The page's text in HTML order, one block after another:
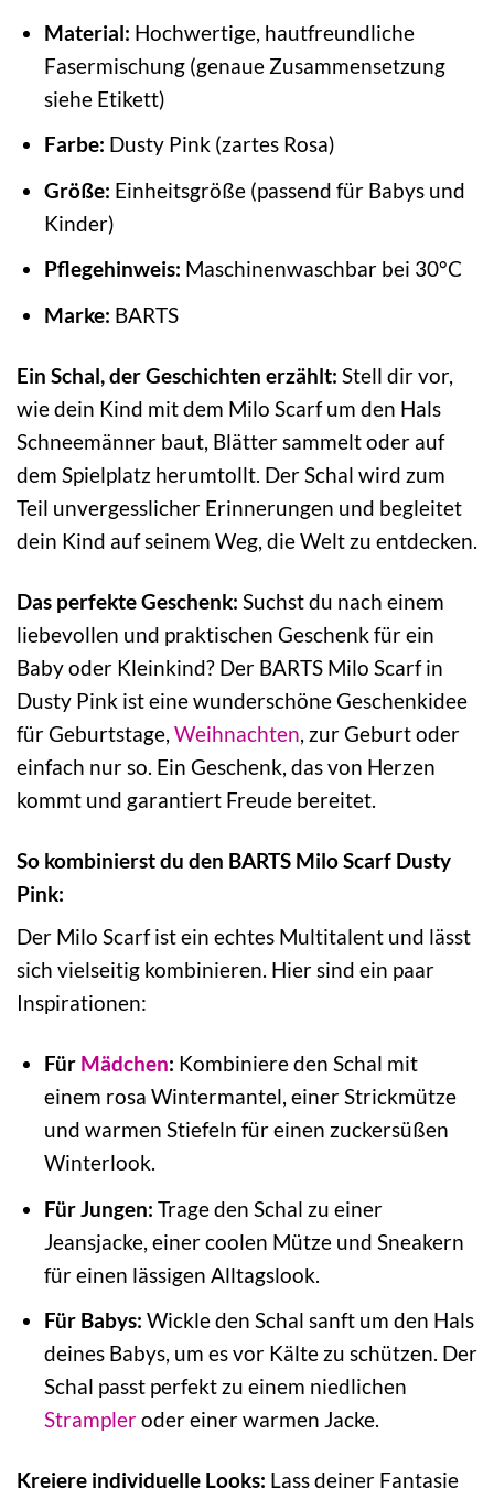
Material: Hochwertige, hautfreundliche
Fasermischung (genaue Zusammensetzung
siehe Etikett)
Farbe: Dusty Pink (zartes Rosa)
Größe: Einheitsgröße (passend für Babys und
Kinder)
Pflegehinweis: Maschinenwaschbar bei 30°C
Marke: BARTS
Ein Schal, der Geschichten erzählt: Stell dir vor,
wie dein Kind mit dem Milo Scarf um den Hals
Schneemänner baut, Blätter sammelt oder auf
dem Spielplatz herumtollt. Der Schal wird zum
Teil unvergesslicher Erinnerungen und begleitet
dein Kind auf seinem Weg, die Welt zu entdecken.
Das perfekte Geschenk: Suchst du nach einem
liebevollen und praktischen Geschenk für ein
Baby oder Kleinkind? Der BARTS Milo Scarf in
Dusty Pink ist eine wunderschöne Geschenkidee
für Geburtstage, Weihnachten, zur Geburt oder
einfach nur so. Ein Geschenk, das von Herzen
kommt und garantiert Freude bereitet.
So kombinierst du den BARTS Milo Scarf Dusty
Pink:
Der Milo Scarf ist ein echtes Multitalent und lässt
sich vielseitig kombinieren. Hier sind ein paar
Inspirationen:
Für Mädchen: Kombiniere den Schal mit
einem rosa Wintermantel, einer Strickmütze
und warmen Stiefeln für einen zuckersüßen
Winterlook.
Für Jungen: Trage den Schal zu einer
Jeansjacke, einer coolen Mütze und Sneakern
für einen lässigen Alltagslook.
Für Babys: Wickle den Schal sanft um den Hals
deines Babys, um es vor Kälte zu schützen. Der
Schal passt perfekt zu einem niedlichen
Strampleroder einer warmen Jacke.
Kreiere individuelle Looks: Lass deiner Fantasie